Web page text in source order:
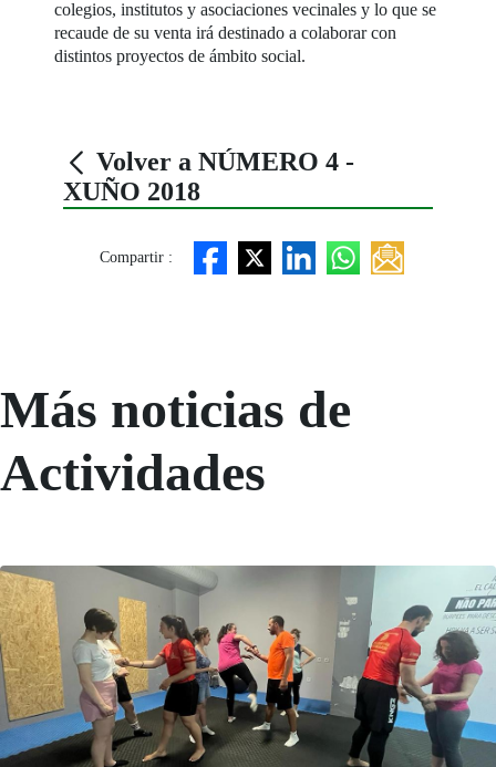
colegios, institutos y asociaciones vecinales y lo que se
recaude de su venta irá destinado a colaborar con
distintos proyectos de ámbito social.
Volver a NÚMERO 4 -
XUÑO 2018
Compartir :
Más noticias de
Actividades